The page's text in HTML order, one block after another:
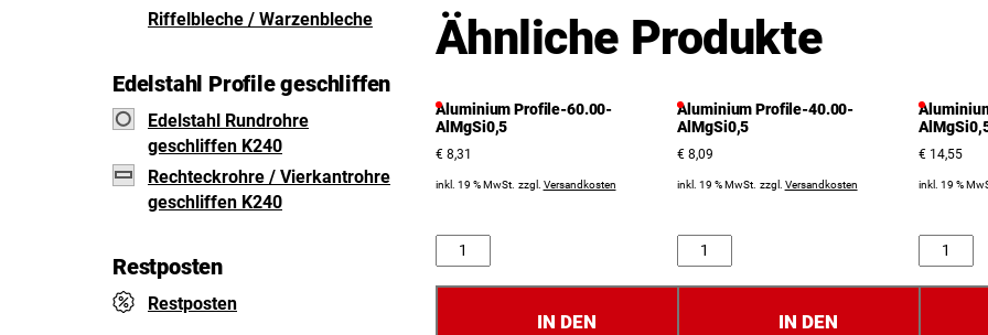
Ähnliche Produkte
Aluminium Profile-60.00-
AlMgSi0,5
€8,31
inkl. 19 % MwSt. zzgl. Versandkosten
Anzahl
IN DEN
Aluminium Profile-40.00-
AlMgSi0,5
€8,09
inkl. 19 % MwSt. zzgl. Versandkosten
Anzahl
IN DEN
€14,55
inkl. 19 %
Anzahl
Riffelbleche / Warzenbleche
Edelstahl Profile geschliffen
Edelstahl Rundrohre
geschliffen K240
Rechteckrohre / Vierkantrohre
geschliffen K240
Restposten
Restposten